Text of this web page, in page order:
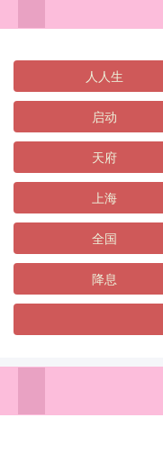
人人生
启动
天府
上海
全国
降息